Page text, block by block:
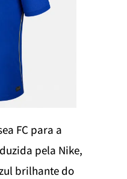
FC para a
pela Nike,
brilhante do